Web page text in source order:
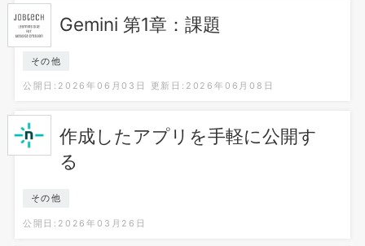
Gemini 第1章：課題
その他
公開日:2026年06月03日 更新日:2026年06月08日
作成したアプリを手軽に公開す
る
その他
公開日:2026年03月26日